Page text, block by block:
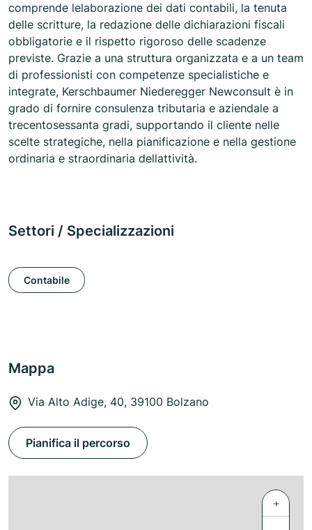
comprende lelaborazione dei dati contabili, la tenuta
delle scritture, la redazione delle dichiarazioni fiscali
obbligatorie e il rispetto rigoroso delle scadenze
previste. Grazie a una struttura organizzata e a un team
di professionisti con competenze specialistiche e
integrate, Kerschbaumer Niederegger Newconsult è in
grado di fornire consulenza tributaria e aziendale a
trecentosessanta gradi, supportando il cliente nelle
scelte strategiche, nella pianificazione e nella gestione
ordinaria e straordinaria dellattività.
Settori / Specializzazioni
Contabile
Mappa
Via Alto Adige, 40, 39100 Bolzano
Pianifica il percorso
+